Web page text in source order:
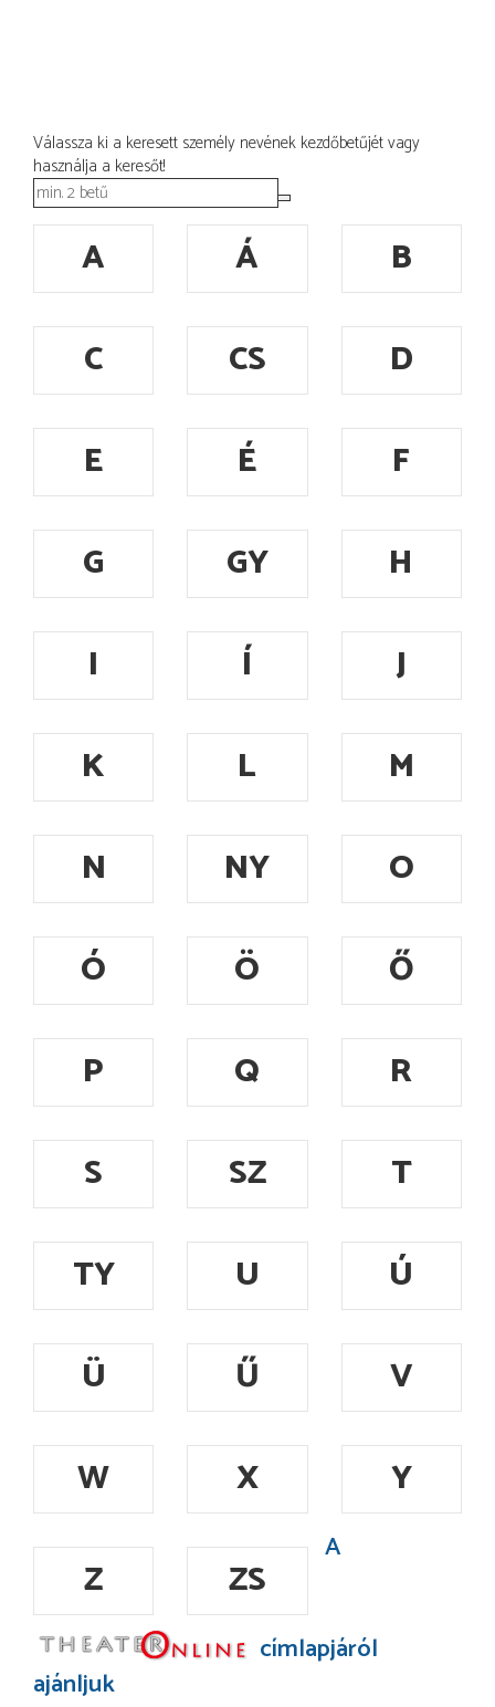
Válassza ki a keresett személy nevének kezdőbetűjét vagy
használja a keresőt!
A Á
B
C
CS
D
E
É
F
G
GY
H
I
Í
J
K
L
M
N
NY
O
Ó
Ö
Ő
P
Q
R
S
SZ
T
TY
U
Ú
Ü
Ű
V
W
X
Y
Z
ZS
A
címlapjáról
ajánljuk